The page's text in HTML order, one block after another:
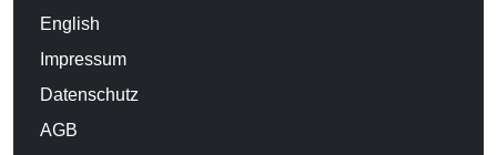
English
Impressum
Datenschutz
AGB